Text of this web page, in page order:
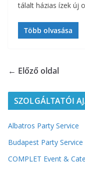
tálalt házias ízek új
Több olvasása
← Előző oldal
SZOLGÁLTATÓI
Albatros Party Service
Budapest Party Service
COMPLET Event &